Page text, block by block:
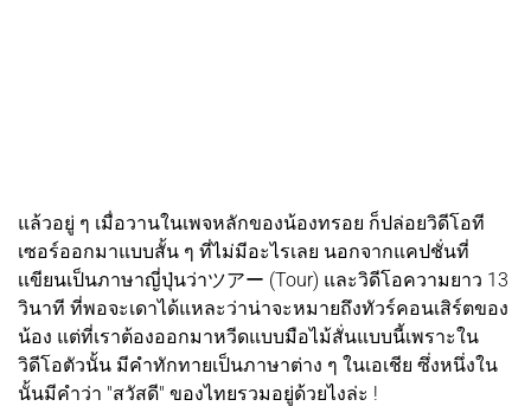
แล้วอยู่ ๆ เมื่อวานในเพจหลักของน้องทรอย ก็ปล่อยวิดีโอที
เซอร์ออกมาแบบสั้น ๆ ที่ไม่มีอะไรเลย นอกจากแคปชั่นที่
เเขียนเป็นภาษาญี่ปุ่นว่าツアー (Tour) และวิดีโอความยาว 13
วินาที ที่พอจะเดาได้แหละว่าน่าจะหมายถึงทัวร์คอนเสิร์ตของ
น้อง แต่ที่เราต้องออกมาหวีดแบบมือไม้สั่นแบบนี้เพราะใน
วิดีโอตัวนั้น มีคำทักทายเป็นภาษาต่าง ๆ ในเอเชีย ซึ่งหนึ่งใน
นั้นมีคำว่า "สวัสดี" ของไทยรวมอยู่ด้วยไงล่ะ !